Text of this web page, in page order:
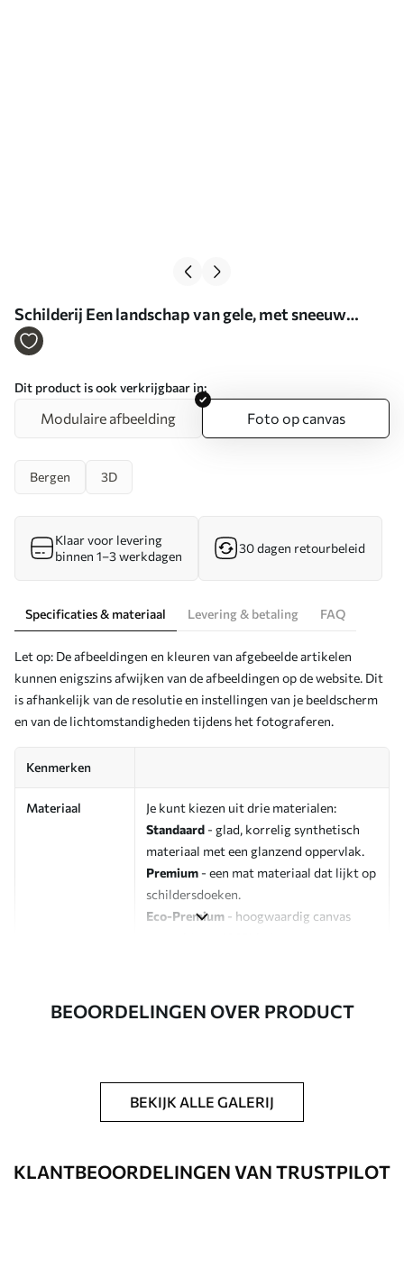
Schilderij Een landschap van gele, met sneeuw
bedekte bergen met scherpe toppen en diepe
Dit product is ook verkrijgbaar in:
Modulaire afbeelding Foto op canvas
Bergen 3D
Klaar voor levering
binnen 1–3 werkdagen
30 dagen retourbeleid
Specificaties & materiaal Levering & betaling FAQ
Let op: De afbeeldingen en kleuren van afgebeelde artikelen
kunnen enigszins afwijken van de afbeeldingen op de website. Dit
is afhankelijk van de resolutie en instellingen van je beeldscherm
en van de lichtomstandigheden tijdens het fotograferen.
Kenmerken
Materiaal
Je kunt kiezen uit drie materialen:
Standaard - glad, korrelig synthetisch
materiaal met een glanzend oppervlak.
Premium - een mat materiaal dat lijkt op
schildersdoeken.
Eco-Premium - hoogwaardig canvas
Artikelnummer s47420
Beschikbare materialen
Standaard
BEOORDELINGEN OVER PRODUCT
BEKIJK ALLE GALERIJ
KLANTBEOORDELINGEN VAN TRUSTPILOT